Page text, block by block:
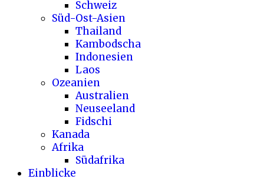
Schweiz
Süd-Ost-Asien
Thailand
Kambodscha
Indonesien
Laos
Ozeanien
Australien
Neuseeland
Fidschi
Kanada
Afrika
Südafrika
Einblicke